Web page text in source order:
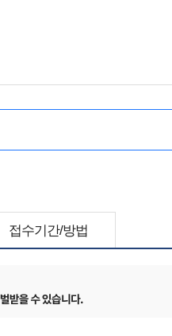
접수기간/방법